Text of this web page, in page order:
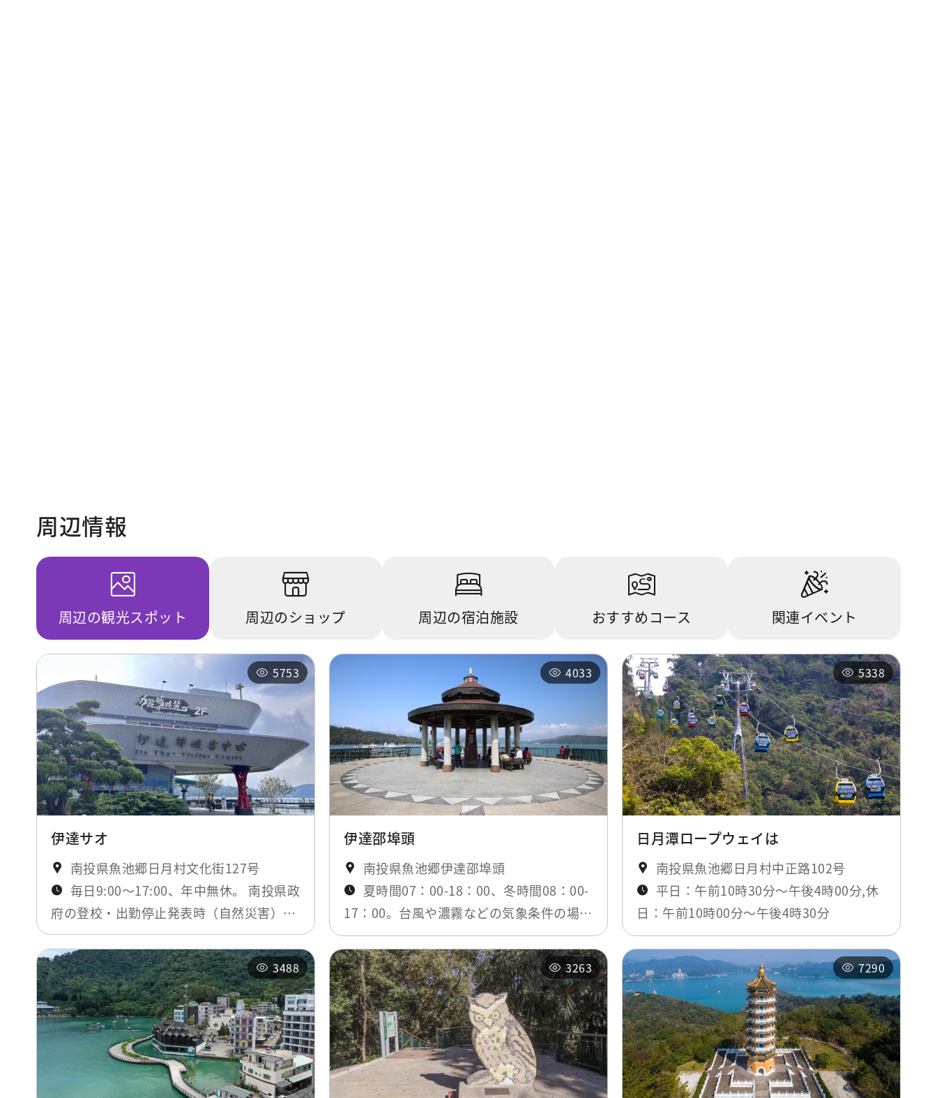
周辺情報
周辺の観光スポット 周辺のショップ 周辺の宿泊施設 おすすめコース 関連イベント
5753
伊達サオ
南投県魚池郷日月村文化街127号
毎日9:00～17:00、年中無休。 南投県政
府の登校・出勤停止発表時（自然災害）工
事期間のみ閉鎖。最新ニュースにてお知ら
せします。
4033
伊達邵埠頭
南投県魚池郷伊達邵埠頭
夏時間07：00-18：00、冬時間08：00-
17：00。台風や濃霧などの気象条件の場
合、桟橋は閉鎖されます。
5338
日月潭ロープウェイは
南投県魚池郷日月村中正路102号
平日：午前10時30分～午後4時00分,休
日：午前10時00分～午後4時30分
3488 3263 7290